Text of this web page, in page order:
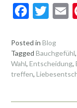
F
e
b
o
T
itt
er l
Posted in Blog
Tagged Bauchgefühl,
Wahl, Entscheidung,
treffen,